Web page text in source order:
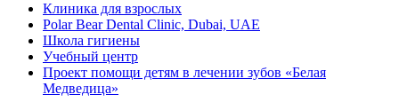
Клиника для взрослых
Polar Bear Dental Clinic, Dubai, UAE
Школа гигиены
Учебный центр
Проект помощи детям в лечении зубов «Белая
Медведица»